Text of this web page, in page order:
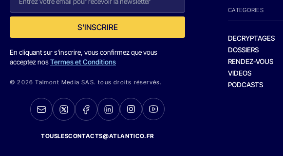
S'INSCRIRE
En cliquant sur s'inscrire, vous confirmez que vous
acceptez nosTermes et Conditions
© 2026 Talmont Media SAS. tous droits réservés.
TOUSLESCONTACTS@ATLANTICO.FR
CATEGORIES
DECRYPTAGES
DOSSIERS
RENDEZ-VOUS
VIDEOS
PODCASTS